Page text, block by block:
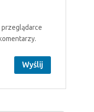
przeglądarce